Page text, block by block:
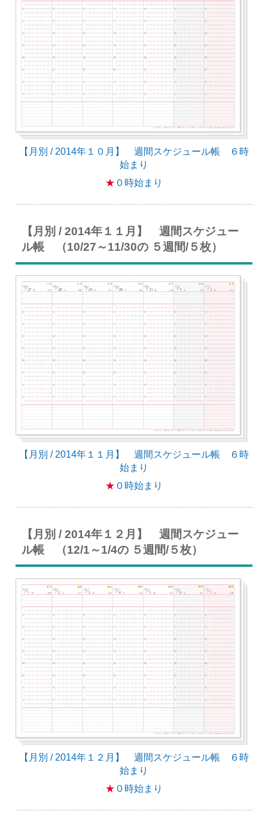
【月別 / 2014年１０月】 週間スケジュール帳 ６時
始まり
★ ０時始まり
【月別 / 2014年１１月】 週間スケジュー
ル帳 （10/27～11/30の ５週間/５枚）
【月別 / 2014年１１月】 週間スケジュール帳 ６時
始まり
★ ０時始まり
【月別 / 2014年１２月】 週間スケジュー
ル帳 （12/1～1/4の ５週間/５枚）
【月別 / 2014年１２月】 週間スケジュール帳 ６時
始まり
★ ０時始まり